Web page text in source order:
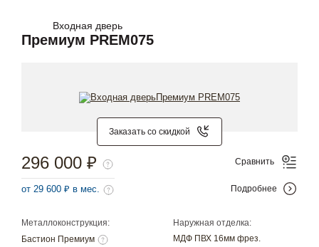
Входная дверь
Премиум PREM075
Заказать со скидкой
Металлоконструкция:
Бастион Премиум
Наружная отделка:
МДФ ПВХ 16мм фрез.
296 000 ₽
от 29 600 ₽ в мес.
Сравнить
Подробнее